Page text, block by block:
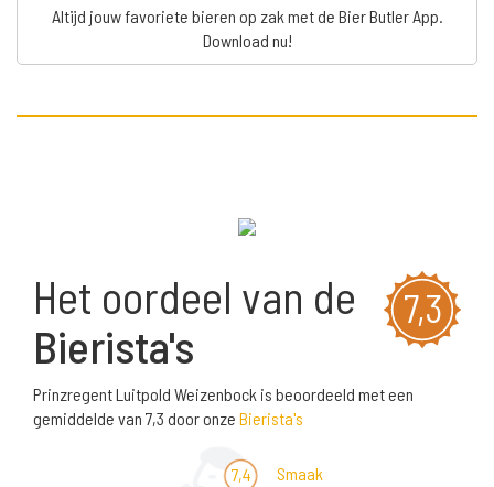
Altijd jouw favoriete bieren op zak met de Bier Butler App.
Download nu!
7,3
Het oordeel van de
Bierista's
Prinzregent Luitpold Weizenbock is beoordeeld met een
gemiddelde van 7,3 door onze Bierista's
7,4 Smaak